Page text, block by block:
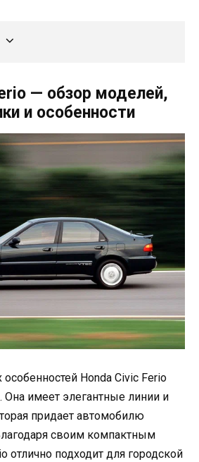
— обзор моделей,
и особенности
Honda Civic Ferio
Она имеет элегантные линии и
придает автомобилю
своим компактным
отлично подходит для городской